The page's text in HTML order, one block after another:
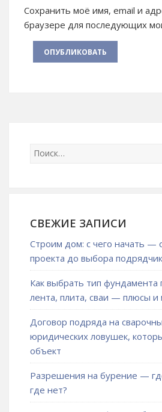
Сохранить моё имя, email и
браузере для последующих
СВЕЖИЕ ЗАПИСИ
Строим дом: с чего начать —
проекта до выбора
Как выбрать тип фундамента
лента, плита, сваи — плюсы и
Договор подряда на
юридических ловушек,
объект
Разрешения на бурение —
где нет?